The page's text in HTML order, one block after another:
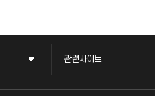
관련사이트
관련사이트
국방헬프콜